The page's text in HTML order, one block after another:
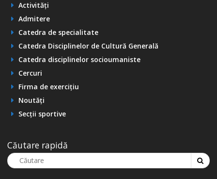
Activități
Admitere
Catedra de specialitate
Catedra Disciplinelor de Cultură Generală
Catedra disciplinelor socioumaniste
Cercuri
Firma de exercițiu
Noutăți
Secții sportive
Căutare rapidă